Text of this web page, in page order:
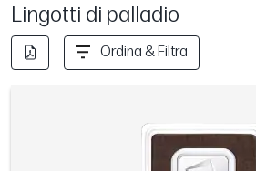
Lingotti di palladio
Ordina & Filtra